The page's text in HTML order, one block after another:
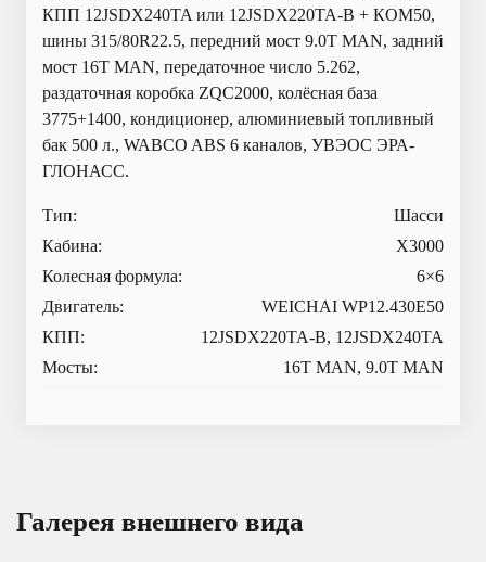
КПП 12JSDX240TA или 12JSDX220TA-B + КОМ50,
шины 315/80R22.5, передний мост 9.0T MAN, задний
мост 16T MAN, передаточное число 5.262,
раздаточная коробка ZQC2000, колёсная база
3775+1400, кондиционер, алюминиевый топливный
бак 500 л., WABCO ABS 6 каналов, УВЭОС ЭРА-
ГЛОНАСС.
Тип:
Шасси
Кабина:
X3000
Колесная формула:
6×6
Двигатель:
WEICHAI WP12.430E50
КПП:
12JSDX220TA-B, 12JSDX240TA
Мосты:
16T MAN, 9.0T MAN
Галерея внешнего вида